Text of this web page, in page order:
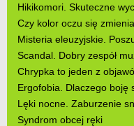
Hikikomori. Skuteczne
Czy kolor oczu się
Misteria eleuzyjskie.
Scandal. Dobry zespół
Chrypka to jeden z
Ergofobia. Dlaczego boję
Lęki nocne. Zaburzenie
Syndrom obcej ręki